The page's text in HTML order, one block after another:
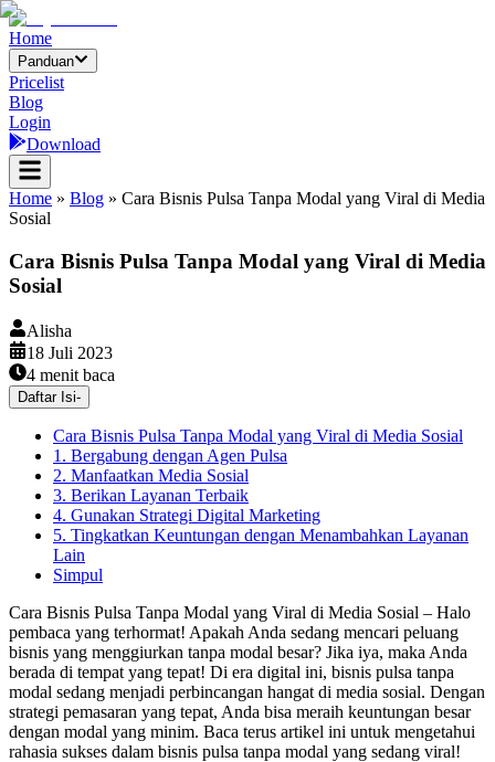
Home
Panduan
Pricelist
Blog
Login
Download
Home » Blog » Cara Bisnis Pulsa Tanpa Modal yang Viral di Media
Sosial
Cara Bisnis Pulsa Tanpa Modal yang Viral di Media
Sosial
Alisha
18 Juli 2023
4 menit baca
Daftar Isi-
Cara Bisnis Pulsa Tanpa Modal yang Viral di Media Sosial
1. Bergabung dengan Agen Pulsa
2. Manfaatkan Media Sosial
3. Berikan Layanan Terbaik
4. Gunakan Strategi Digital Marketing
5. Tingkatkan Keuntungan dengan Menambahkan Layanan
Lain
Simpul
Cara Bisnis Pulsa Tanpa Modal yang Viral di Media Sosial – Halo
pembaca yang terhormat! Apakah Anda sedang mencari peluang
bisnis yang menggiurkan tanpa modal besar? Jika iya, maka Anda
berada di tempat yang tepat! Di era digital ini, bisnis pulsa tanpa
modal sedang menjadi perbincangan hangat di media sosial. Dengan
strategi pemasaran yang tepat, Anda bisa meraih keuntungan besar
dengan modal yang minim. Baca terus artikel ini untuk mengetahui
rahasia sukses dalam bisnis pulsa tanpa modal yang sedang viral!